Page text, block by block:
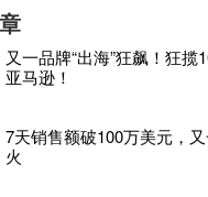
品类营收同比增长超
务增长的核心驱动力。这
力与增长潜力，也反映出
方案方面的战略优势正逐
在现金流和毛利率等方面
产生的现金流量净额为
，受海外市场通胀持续
又一品牌“出海”狂飙！狂揽
亚马逊！
7天销售额破100万美元，
火